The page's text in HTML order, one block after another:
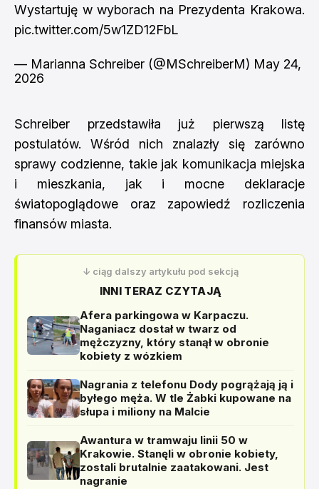
Wystartuję w wyborach na Prezydenta Krakowa.
pic.twitter.com/5w1ZD12FbL
— Marianna Schreiber (@MSchreiberM) May 24,
2026
Schreiber przedstawiła już pierwszą listę
postulatów. Wśród nich znalazły się zarówno
sprawy codzienne, takie jak komunikacja miejska
i mieszkania, jak i mocne deklaracje
światopoglądowe oraz zapowiedź rozliczenia
finansów miasta.
↓ ciąg dalszy artykułu pod sekcją
INNI TERAZ CZYTAJĄ
Afera parkingowa w Karpaczu.
Naganiacz dostał w twarz od
mężczyzny, który stanął w obronie
kobiety z wózkiem
Nagrania z telefonu Dody pogrążają ją i
byłego męża. W tle Żabki kupowane na
słupa i miliony na Malcie
Awantura w tramwaju linii 50 w
Krakowie. Stanęli w obronie kobiety,
zostali brutalnie zaatakowani. Jest
nagranie